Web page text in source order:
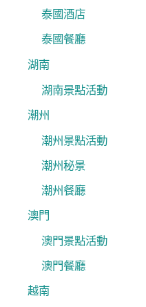
泰國酒店
泰國餐廳
湖南
湖南景點活動
潮州
潮州景點活動
潮州秘景
潮州餐廳
澳門
澳門景點活動
澳門餐廳
越南